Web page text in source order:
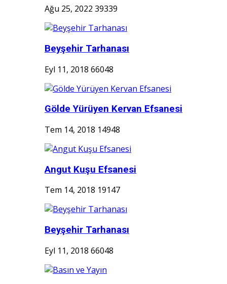
Ağu 25, 2022 39339
Beyşehir Tarhanası
Eyl 11, 2018 66048
Gölde Yürüyen Kervan Efsanesi
Tem 14, 2018 14948
Angut Kuşu Efsanesi
Tem 14, 2018 19147
Beyşehir Tarhanası
Eyl 11, 2018 66048